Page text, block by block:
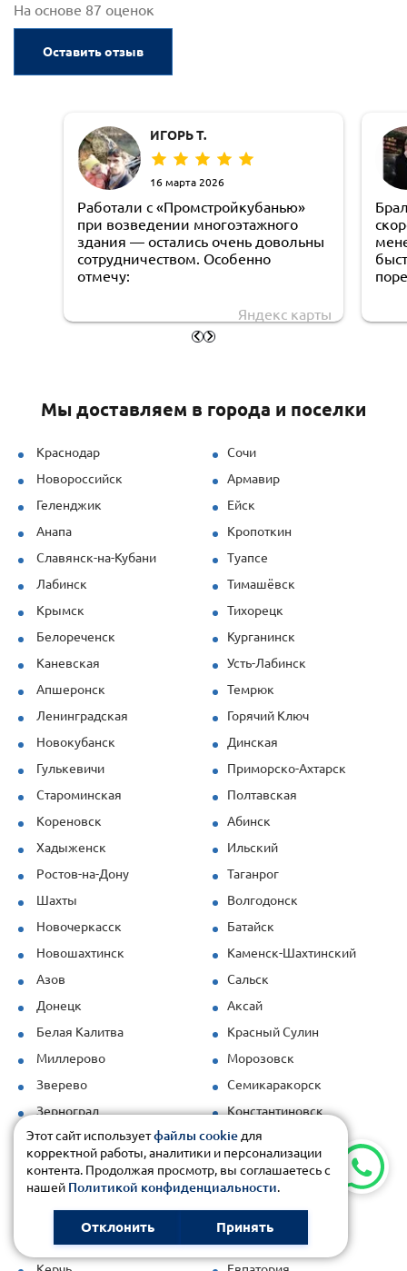
Этот сайт используетфайлы cookie для
корректной работы, аналитики и персонализации
контента. Продолжая просмотр, вы соглашаетесь с
нашей Политикой конфиденциальности.
Отклонить Принять
На основе 87 оценок
Оставить отзыв
ИГОРЬ Т.
16 марта 2026
Работали с «Промстройкубанью»
при возведении многоэтажного
здания — остались очень довольны
сотрудничеством. Особенно
отмечу:
оперативную обработку заявки;
чёткую логистику и соблюдение
поддержку — специалисты быстро
предлагали решения под наши
Продукция (опалубка перекрытий
даже при повышенных нагрузках.
Спасибо за профессионализм!
Яндекс карты
Мы доставляем в города и поселки
Краснодар
Сочи
Новороссийск
Армавир
Геленджик
Ейск
Анапа
Кропоткин
Славянск-на-Кубани
Туапсе
Лабинск
Тимашёвск
Крымск
Тихорецк
Белореченск
Курганинск
Каневская
Усть-Лабинск
Апшеронск
Темрюк
Ленинградская
Горячий Ключ
Новокубанск
Динская
Гулькевичи
Приморско-Ахтарск
Староминская
Полтавская
Кореновск
Абинск
Хадыженск
Ильский
Ростов-на-Дону
Таганрог
Шахты
Волгодонск
Новочеркасск
Батайск
Новошахтинск
Каменск-Шахтинский
Азов
Сальск
Донецк
Аксай
Белая Калитва
Красный Сулин
Миллерово
Морозовск
Зверево
Семикаракорск
Зерноград
Константиновск
Пролетарск
Цимлянск
Майкоп
Энем
Яблоновский
Адыгейск
Севастополь
Симферополь